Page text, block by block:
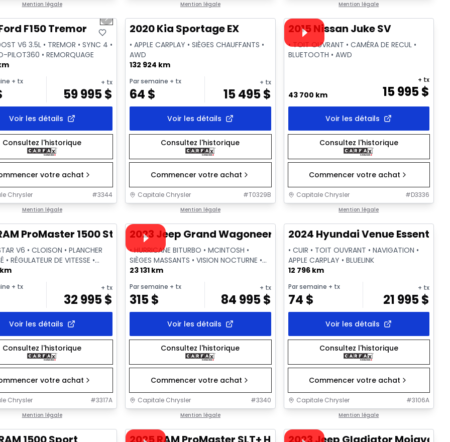
Mention légale Mention légale Mention légale
offre
slide Next slide
F150 Tremor
V6 3.5L • TREMOR • SYNC 4 •
PILOT360 • REMORQUAGE
+ tx + tx
59 995$
Voir les détails
Consultez l'historique
votre achat
Chrysler #3344
Mention légale
Très bonne offre
2020 Kia Sportage EX
• APPLE CARPLAY • SIÈGES CHAUFFANTS •
AWD
132 924 km
Par semaine + tx
64 $
+ tx
15 495$
Voir les détails
Consultez l'historique
Commencer votre achat
Capitale Chrysler #T0329B
Mention légale
Vidéo disponible
Très bonne offre
2015 Nissan Juke SV
• TOIT OUVRANT • CAMÉRA DE RECUL •
BLUETOOTH • AWD
43 700 km 15 995$
+ tx
Voir les détails
Consultez l'historique
Commencer votre achat
Capitale Chrysler #D3336
Mention légale
offre
ProMaster 1500 Std Roof
V6 • CLOISON • PLANCHER
• RÉGULATEUR DE VITESSE •
+ tx + tx
32 995$
Voir les détails
Consultez l'historique
votre achat
Chrysler #3317A
Mention légale
Vidéo disponible
Très bonne offre
2023 Jeep Grand Wagoneer L Series III
• HURRICANE BITURBO • MCINTOSH •
SIÈGES MASSANTS • VISION NOCTURNE •
QUADRA-LIFT
23 131 km
Par semaine + tx
315$
+ tx
84 995$
Voir les détails
Consultez l'historique
Commencer votre achat
Capitale Chrysler #3340
Mention légale
Très bonne offre
2024 Hyundai Venue Essential
• CUIR • TOIT OUVRANT • NAVIGATION •
APPLE CARPLAY • BLUELINK
12 796 km
Par semaine + tx
74 $
+ tx
21 995$
Voir les détails
Consultez l'historique
Commencer votre achat
Capitale Chrysler #3106A
Mention légale
offre
Vidéo disponible
Très bonne offre
Vidéo disponible
Très bonne offre